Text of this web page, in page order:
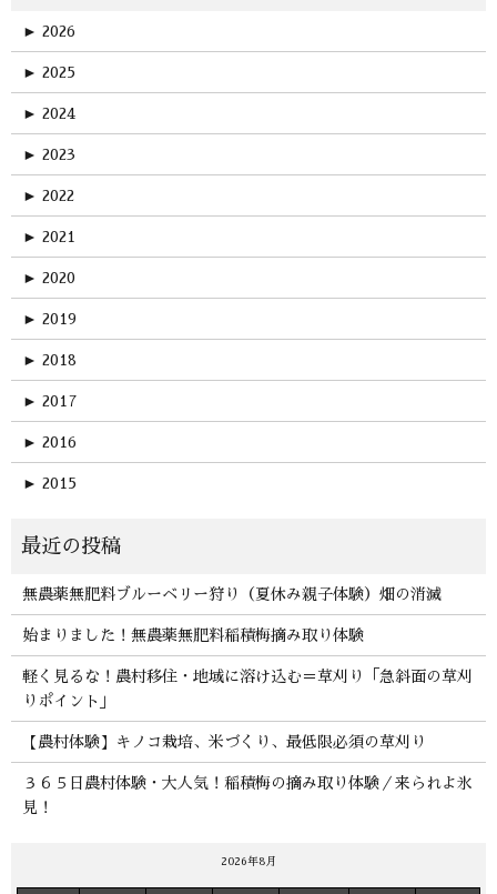
► 2026
► 2025
► 2024
► 2023
► 2022
► 2021
► 2020
► 2019
► 2018
► 2017
► 2016
► 2015
無農薬無肥料ブルーベリー狩り（夏休み親子体験）畑の消滅
始まりました！無農薬無肥料稲積梅摘み取り体験
軽く見るな！農村移住・地域に溶け込む＝草刈り「急斜面の草刈
りポイント」
【農村体験】キノコ栽培、米づくり、最低限必須の草刈り
３６５日農村体験・大人気！稲積梅の摘み取り体験／来られよ氷
見！
2026年8月